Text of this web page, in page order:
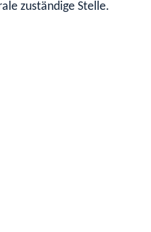
zuständige Stelle.